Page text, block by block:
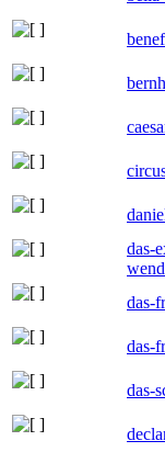
das-
das-
das-
das-